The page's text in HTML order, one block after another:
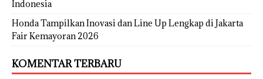
Indonesia
Honda Tampilkan Inovasi dan Line Up Lengkap di Jakarta
Fair Kemayoran 2026
KOMENTAR TERBARU